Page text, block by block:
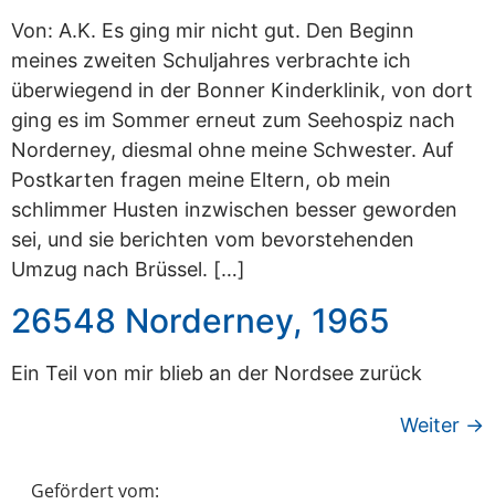
Von: A.K. Es ging mir nicht gut. Den Beginn
meines zweiten Schuljahres verbrachte ich
überwiegend in der Bonner Kinderklinik, von dort
ging es im Sommer erneut zum Seehospiz nach
Norderney, diesmal ohne meine Schwester. Auf
Postkarten fragen meine Eltern, ob mein
schlimmer Husten inzwischen besser geworden
sei, und sie berichten vom bevorstehenden
Umzug nach Brüssel. […]
26548 Norderney, 1965
Ein Teil von mir blieb an der Nordsee zurück
Weiter →
Gefördert vom: